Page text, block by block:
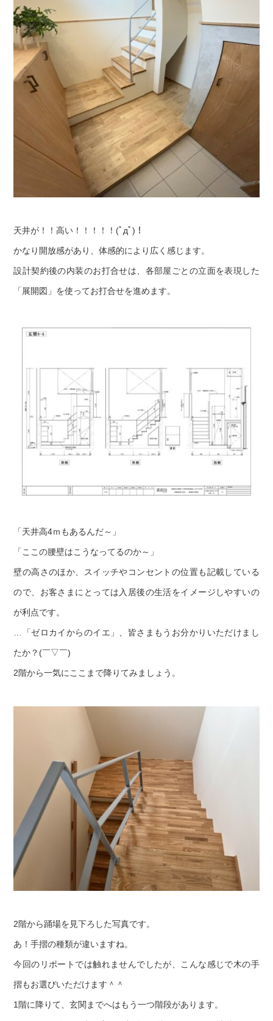
天井が！！高い！！！！！(ﾟдﾟ)！
かなり開放感があり、体感的により広く感じます。
設計契約後の内装のお打合せは、各部屋ごとの立面を表現した
「展開図」を使ってお打合せを進めます。
「天井高4ｍもあるんだ～」
「ここの腰壁はこうなってるのか～」
壁の高さのほか、スイッチやコンセントの位置も記載している
ので、お客さまにとっては入居後の生活をイメージしやすいの
が利点です。
…「ゼロカイからのイエ」、皆さまもうお分かりいただけまし
たか？(￣▽￣)
2階から一気にここまで降りてみましょう。
2階から踊場を見下ろした写真です。
あ！手摺の種類が違いますね。
今回のリポートでは触れませんでしたが、こんな感じで木の手
摺もお選びいただけます＾＾
1階に降りて、玄関までへはもう一つ階段があります。